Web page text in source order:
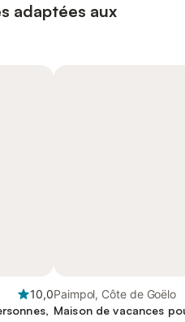
adaptées aux
10,0Paimpol, Côte de Goëlo
Maison de vacances